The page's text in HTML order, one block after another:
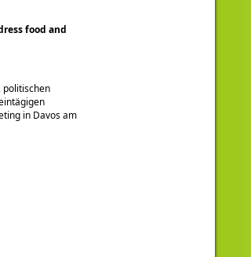
food and
politischen
in Davos am